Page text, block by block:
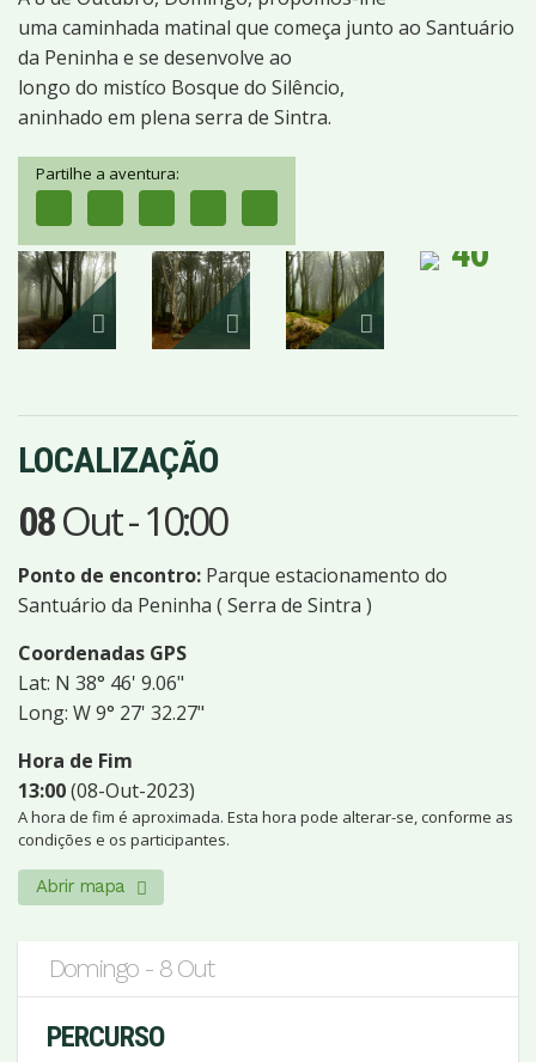
uma caminhada matinal que começa junto ao Santuário
da Peninha e se desenvolve ao
longo do mistíco Bosque do Silêncio,
aninhado em plena serra de Sintra.
Partilhe a aventura:
40
IMAGENS
LOCALIZAÇÃO
08 Out-10:00
Ponto de encontro: Parque estacionamento do
Santuário da Peninha ( Serra de Sintra )
Coordenadas GPS
Lat: N 38° 46' 9.06"
Long: W 9° 27' 32.27"
Hora de Fim
13:00(08-Out-2023)
A hora de fim é aproximada. Esta hora pode alterar-se, conforme as
condições e os participantes.
Abrir mapa
Domingo - 8 Out
PERCURSO